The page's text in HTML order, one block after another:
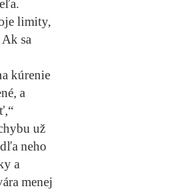
limity,
sa
kúrenie
a
už
neho
a
menej